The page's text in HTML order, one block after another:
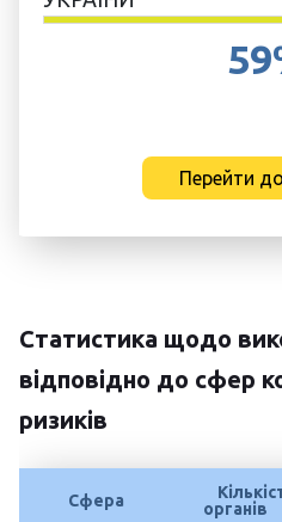
Перейти
Статистика щодо
відповідно до сфер
ризиків
Сфера
органів